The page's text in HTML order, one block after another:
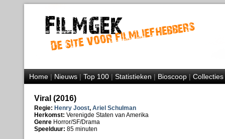
Home|Nieuws|Top 100|Statistieken|Bioscoop|Collecties
Viral (2016)
Regie: Henry Joost, Ariel Schulman
Herkomst: Verenigde Staten van Amerika
Genre Horror/SF/Drama
Speelduur: 85 minuten